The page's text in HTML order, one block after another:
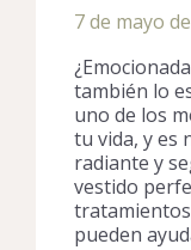
7 de mayo
también lo
uno de los
tu vida, y es
radiante y
vestido
tratamientos
pueden